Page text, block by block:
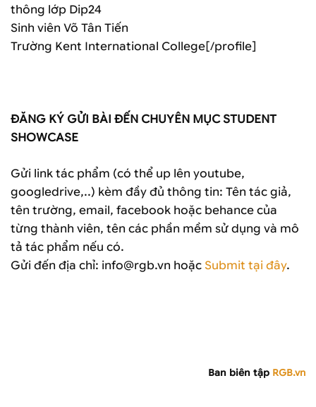
thông lớp Dip24
Sinh viên Võ Tân Tiến
Trường Kent International College[/profile]
ĐĂNG KÝ GỬI BÀI ĐẾN CHUYÊN MỤC STUDENT
SHOWCASE
Gửi link tác phẩm (có thể up lên youtube,
googledrive,..) kèm đầy đủ thông tin: Tên tác giả,
tên trường, email, facebook hoặc behance của
từng thành viên, tên các phần mềm sử dụng và mô
tả tác phẩm nếu có.
Gửi đến địa chỉ: info@rgb.vn hoặc Submit tại đây.
Ban biên tập RGB.vn